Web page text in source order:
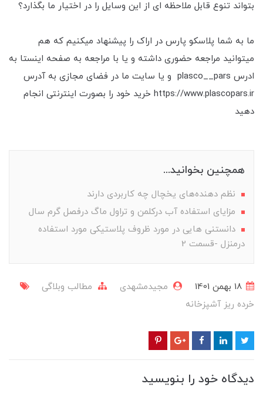
بتواند تنوع قابل ملاحظه ای از این وسایل را در اختیار ما بگذارد؟
ما به شما پلاسکو پارس در اراک را پیشنهاد میکنیم که هم
میتوانید مراجعه حضوری داشته و یا با مراجعه به صفحه اینستا به
ادرس plasco__pars و یا سایت ما در فضای مجازی به آدرس
https://www.plascopars.ir خرید خود را بصورت اینترنتی انجام
دهید
همچنین بخوانید...
نظم دهنده‌های یخچال چه کاربردی دارند
مزایای استفاده آب درکلمن و تراول ماگ درفصل گرم سال
دانستنی هایی در مورد ظروف پلاستیکی مورد استفاده
درمنزل -قسمت 2
مجیدمشهدی
مطالب وبلاگی
خرده ریز آشپزخانه
دیدگاه خود را بنویسید